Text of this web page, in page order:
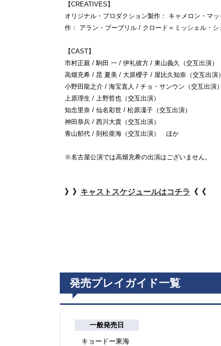
【CREATIVES】
オリジナル・プロダクション製作： キャメロン・マッ
作： アラン・ブーブリル / クロード＝ミッシェル・シ
【CAST】
市村正親 / 駒田 一 / 伊礼彼方 / 東山義久
（交互出演）
高畑充希 / 昆 夏美 / 大原櫻子 / 屋比久知奈 （交互出演）
小野田龍之介 / 海宝直人 / チョ・サンウン （交互出演）
上原理生 / 上野哲也 （交互出演）
知念里奈 / 仙名彩世 / 松原凜子 （交互出演）
神田恭兵 / 西川大貴（交互出演）
青山郁代 / 則松亜海（交互出演） ほか
※名古屋公演では高畑充希の出演はございません。
》》 キャストスケジュールはコチラ 《《
発売プレイガイド一覧
一般発売日
キョードー東海